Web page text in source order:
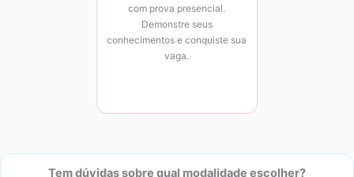
com prova presencial.
Demonstre seus
conhecimentos e conquiste sua
vaga.
Tem dúvidas sobre qual modalidade escolher?